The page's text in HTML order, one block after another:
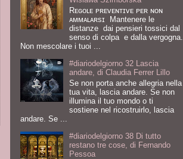
Rᴇɢᴏʟᴇ ᴘʀᴇᴠᴇɴᴛɪᴠᴇ ᴘᴇʀ ɴᴏɴ
ᴀᴍᴍᴀʟᴀʀsɪ Mantenere le
distanze dai pensieri tossici dal
senso di colpa e dalla vergogna.
Non mescolare i tuoi ...
#diariodelgiorno 32 Lascia
andare, di Claudia Ferrer Lillo
Se non porta anche allegria nella
tua vita, lascia andare. Se non
illumina il tuo mondo o ti
sostiene nel ricostruirlo, lascia
andare. Se ...
#diariodelgiorno 38 Di tutto
restano tre cose, di Fernando
Pessoa